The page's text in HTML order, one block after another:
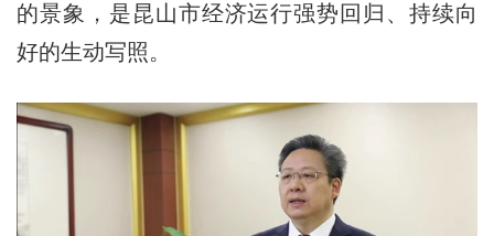
的景象，是昆山市经济运行强势回归、持续向
好的生动写照。